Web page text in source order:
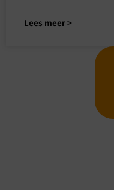
Lees meer >